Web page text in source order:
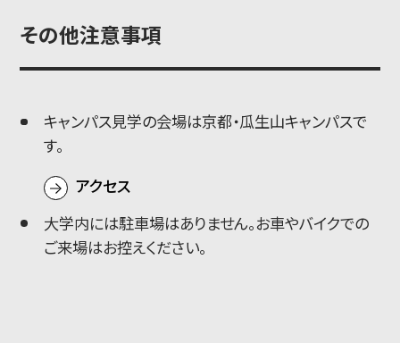
その他注意事項
キャンパス見学の会場は京都・瓜生山キャンパスで
す。
アクセス
大学内には駐車場はありません。お車やバイクでの
ご来場はお控えください。